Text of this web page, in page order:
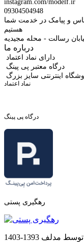
instagram.com/modelf.ir
09304504948
و پیامک در خدمت شما
هستیم
رسالت - محله مجیدیه
درباره ما
دارای نماد اعتماد
درگاه معتبر پی پینگ
اینترنتی سایز بزرگ
نماد اعتماد
درگاه پی پینگ
رهگیری پستی
مدلف 1393-1403